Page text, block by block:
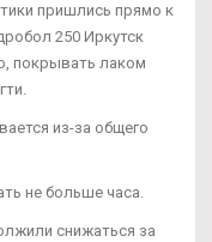
пришлись прямо к
250 Иркутск
покрывать лаком
из-за общего
не больше часа.
снижаться за